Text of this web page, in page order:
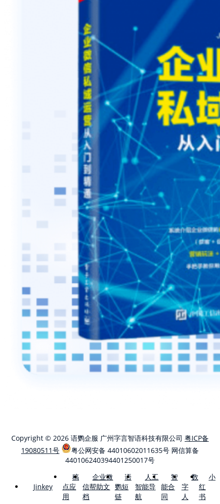
Copyright © 2026 语鹦企服 广州字言智语科技有限公司 粤ICP备
19080511号
粤公网安备 44010602011635号 网信算备
440106240394401250017号
Jinkey
稿
点应
用
企业微
信帮助文
档
语
鹦短
链
人工
智能导
航
智
能合
同
数
字
人
小
红
书